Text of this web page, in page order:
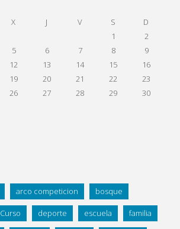
X J V S
D
1
2
5 6 7 8
9
12 13 14 15
16
19 20 21 22
23
26 27 28 29
30
arco competicion bosque
Curso deporte escuela familia